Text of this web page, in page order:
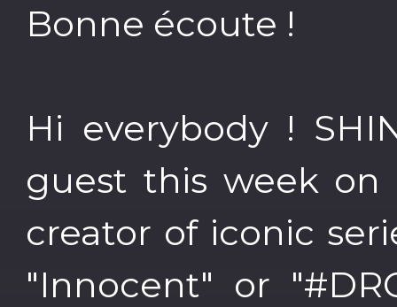
Bonne écoute !
Hi everybody !
guest this week on
creator of iconic
"Innocent" or